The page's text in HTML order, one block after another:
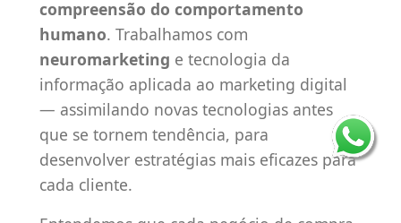
compreensão do comportamento
humano. Trabalhamos com
neuromarketing e tecnologia da
informação aplicada ao marketing digital
— assimilando novas tecnologias antes
que se tornem tendência, para
desenvolver estratégias mais eficazes para
cada cliente.